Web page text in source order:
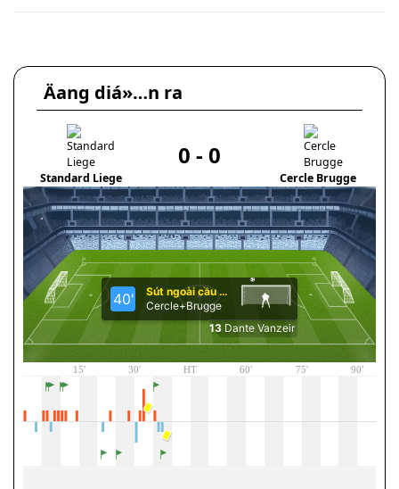
Äang diá»…n ra
Standard Liege
0 - 0
Cercle Brugge